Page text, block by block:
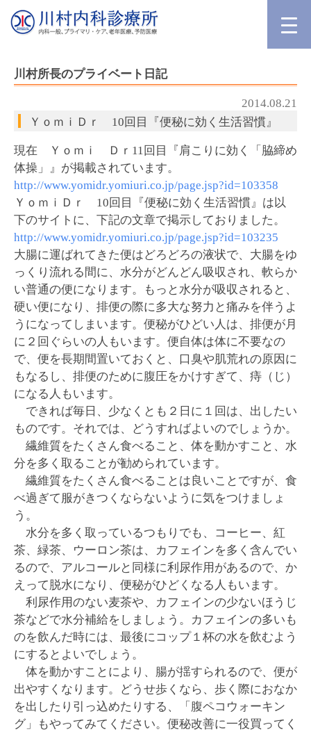
川村所長のプライベート日記
2014.08.21
ＹｏｍｉＤｒ 10回目『便秘に効く生活習慣』
現在 Ｙｏｍｉ Ｄｒ11回目『肩こりに効く「脇締め
体操」』が掲載されています。
http://www.yomidr.yomiuri.co.jp/page.jsp?id=103358
ＹｏｍｉＤｒ 10回目『便秘に効く生活習慣』は以
下のサイトに、下記の文章で掲示しておりました。
http://www.yomidr.yomiuri.co.jp/page.jsp?id=103235
大腸に運ばれてきた便はどろどろの液状で、大腸をゆ
っくり流れる間に、水分がどんどん吸収され、軟らか
い普通の便になります。もっと水分が吸収されると、
硬い便になり、排便の際に多大な努力と痛みを伴うよ
うになってしまいます。便秘がひどい人は、排便が月
に２回ぐらいの人もいます。便自体は体に不要なの
で、便を長期間置いておくと、口臭や肌荒れの原因に
もなるし、排便のために腹圧をかけすぎて、痔（じ）
になる人もいます。
できれば毎日、少なくとも２日に１回は、出したい
ものです。それでは、どうすればよいのでしょうか。
繊維質をたくさん食べること、体を動かすこと、水
分を多く取ることが勧められています。
繊維質をたくさん食べることは良いことですが、食
べ過ぎて服がきつくならないように気をつけましょ
う。
水分を多く取っているつもりでも、コーヒー、紅
茶、緑茶、ウーロン茶は、カフェインを多く含んでい
るので、アルコールと同様に利尿作用があるので、か
えって脱水になり、便秘がひどくなる人もいます。
利尿作用のない麦茶や、カフェインの少ないほうじ
茶などで水分補給をしましょう。カフェインの多いも
のを飲んだ時には、最後にコップ１杯の水を飲むよう
にするとよいでしょう。
体を動かすことにより、腸が揺すられるので、便が
出やすくなります。どうせ歩くなら、歩く際におなか
を出したり引っ込めたりする、「腹ペコウォーキン
グ」もやってみてください。便秘改善に一役買ってく